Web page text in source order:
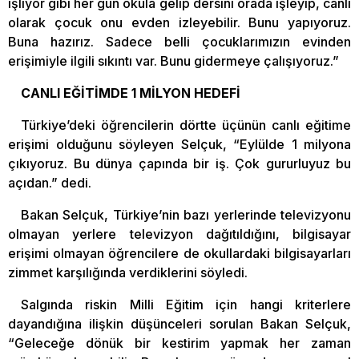
işliyor gibi her gün okula gelip dersini orada işleyip, canlı
olarak çocuk onu evden izleyebilir. Bunu yapıyoruz.
Buna hazırız. Sadece belli çocuklarımızın evinden
erişimiyle ilgili sıkıntı var. Bunu gidermeye çalışıyoruz.”
CANLI EĞİTİMDE 1 MİLYON HEDEFİ
Türkiye’deki öğrencilerin dörtte üçünün canlı eğitime
erişimi olduğunu söyleyen Selçuk, “Eylülde 1 milyona
çıkıyoruz. Bu dünya çapında bir iş. Çok gururluyuz bu
açıdan.” dedi.
Bakan Selçuk, Türkiye’nin bazı yerlerinde televizyonu
olmayan yerlere televizyon dağıtıldığını, bilgisayar
erişimi olmayan öğrencilere de okullardaki bilgisayarları
zimmet karşılığında verdiklerini söyledi.
Salgında riskin Milli Eğitim için hangi kriterlere
dayandığına ilişkin düşünceleri sorulan Bakan Selçuk,
“Geleceğe dönük bir kestirim yapmak her zaman